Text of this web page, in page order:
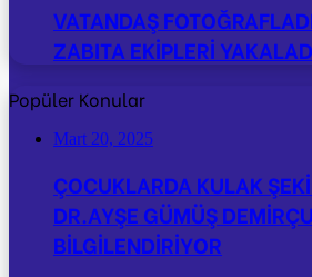
VATANDAŞ
ZABITA EKİPLERİ
Popüler Konular
Mart 20, 2025
ÇOCUKLARDA KULAK
DR.AYŞE GÜMÜŞ
BİLGİLENDİRİYOR